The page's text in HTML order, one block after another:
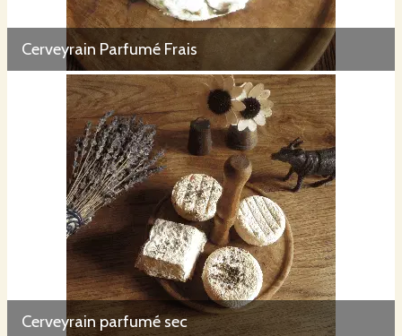
Cerveyrain Parfumé Frais
Cerveyrain parfumé sec